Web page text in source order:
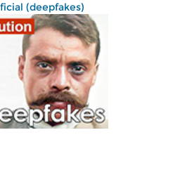
(deepfakes)